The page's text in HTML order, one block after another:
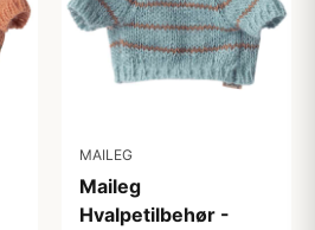
MAILEG
Maileg
Hvalpetilbehør -